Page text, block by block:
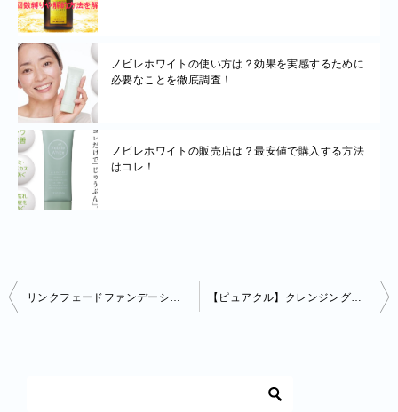
ノビレホワイトの使い方は？効果を実感するために
必要なことを徹底調査！
ノビレホワイトの販売店は？最安値で購入する方法
はコレ！
投
リンクフェードファンデーションの使い方は？効果的な使い方や注意するのポイントを解説！ 【ピュアクル】クレンジングはお風呂でも使える？使い方に注意点あり！？